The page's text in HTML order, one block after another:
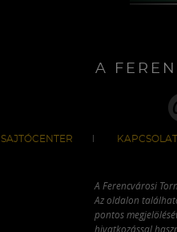
A
SAJTÓCENTER KAPCSOLAT
A Ferencvárosi
Az oldalon
pontos
hivatkozással